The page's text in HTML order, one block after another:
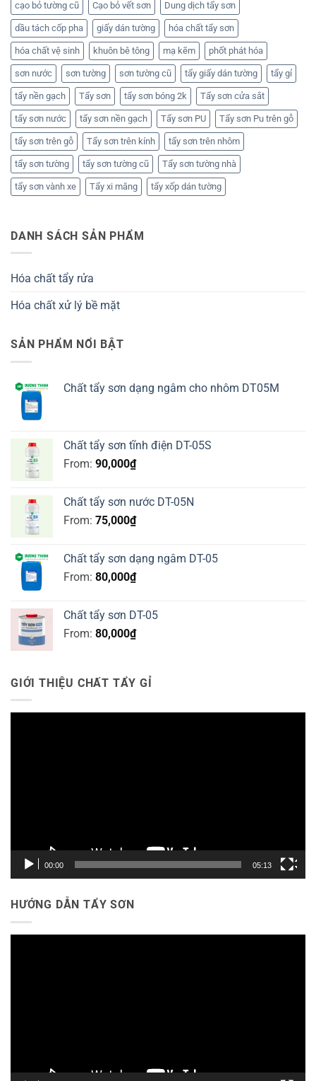
cạo bỏ tường cũ Cạo bỏ vết sơn Dung dịch tẩy sơn
dầu tách cốp pha giấy dán tường hóa chất tẩy sơn
hóa chất vệ sinh khuôn bê tông mạ kẽm phốt phát hóa
sơn nước sơn tường sơn tường cũ tẩy giấy dán tường tẩy gỉ
tẩy nền gạch Tẩy sơn tẩy sơn bóng 2k Tẩy sơn cửa sắt
tẩy sơn nước tẩy sơn nền gạch Tẩy sơn PU Tẩy sơn Pu trên gỗ
tẩy sơn trên gỗ Tẩy sơn trên kính tẩy sơn trên nhôm
tẩy sơn tường tẩy sơn tường cũ Tẩy sơn tường nhà
tẩy sơn vành xe Tẩy xi măng tẩy xốp dán tường
DANH SÁCH SẢN PHẨM
Hóa chất tẩy rửa
Hóa chất xử lý bề mặt
SẢN PHẨM NỔI BẬT
Chất tẩy sơn dạng ngâm cho nhôm DT05M
Chất tẩy sơn tĩnh điện DT-05S
From: 90,000₫
Chất tẩy sơn nước DT-05N
From: 75,000₫
Chất tẩy sơn dạng ngâm DT-05
From: 80,000₫
Chất tẩy sơn DT-05
From: 80,000₫
GIỚI THIỆU CHẤT TẨY GỈ
00:00 05:13
HƯỚNG DẪN TẨY SƠN